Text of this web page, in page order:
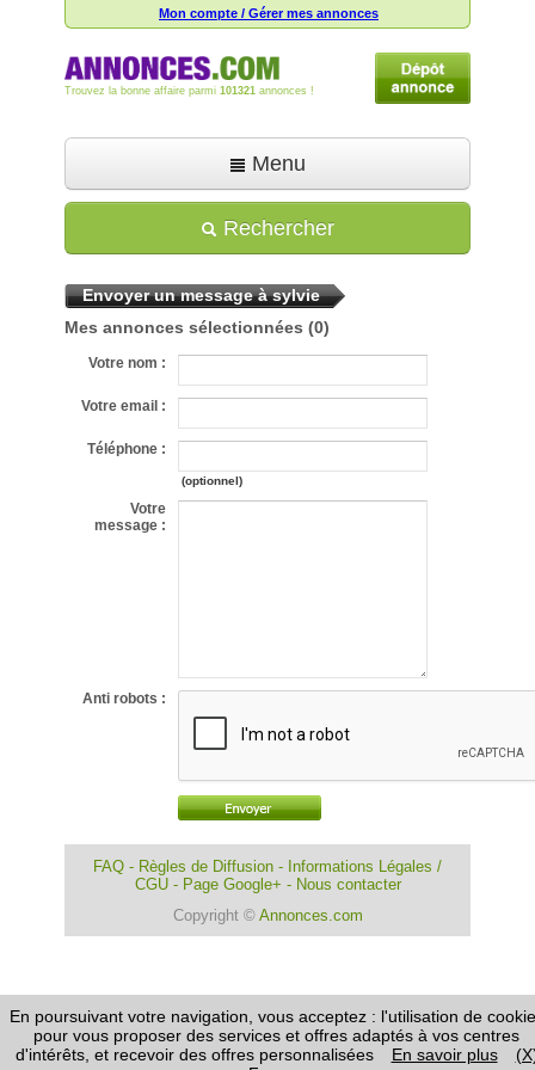
Mon compte / Gérer mes annonces
Trouvez la bonne affaire parmi 101321 annonces !
Menu
Déposer une annonce
Toutes les annonces
Aide
Rechercher
Envoyer un message à sylvie
Mes annonces sélectionnées (0)
Votre nom :
Votre email :
Téléphone :
(optionnel)
Votre
message :
Anti robots :
FAQ - Règles de Diffusion - Informations Légales /
CGU- Page Google+ - Nous contacter
Copyright © Annonces.com
En poursuivant votre navigation, vous acceptez : l'utilisation de
pour vous proposer des services et offres adaptés à vos centres
d'intérêts, et recevoir des offres personnalisées
En savoir plus